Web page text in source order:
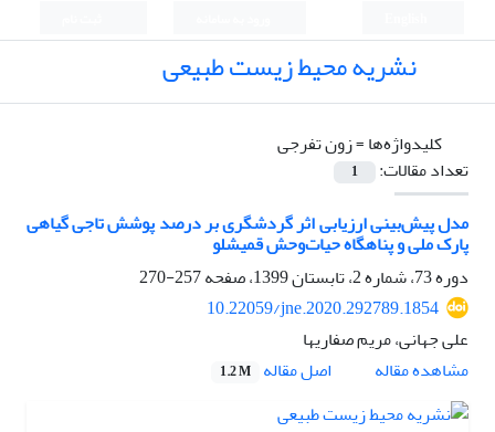
نشریه محیط زیست طبیعی
کلیدواژه‌ها =زون تفرجی
تعداد مقالات:
1
مدل پیش‌بینی ارزیابی اثر گردشگری بر درصد پوشش تاجی گیاهی
پارک ملی و پناهگاه حیات‌وحش قمیشلو
دوره 73، شماره 2، تابستان 1399، صفحه
257-270
10.22059/jne.2020.292789.1854
علی جهانی، مریم صفاریها
مشاهده مقاله
اصل مقاله 1.2 M